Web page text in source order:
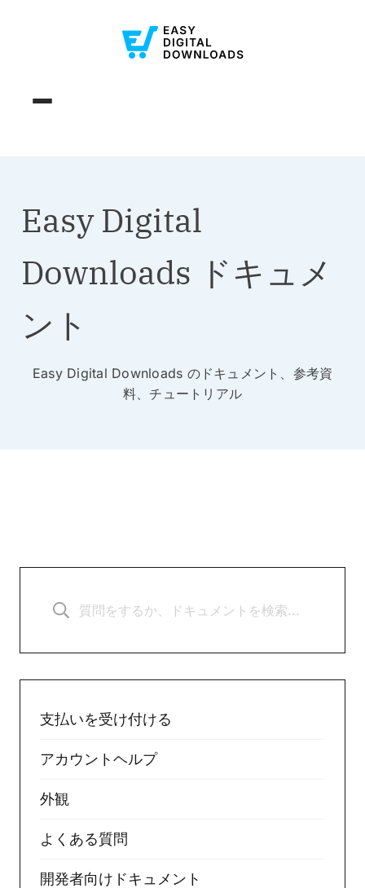
Easy Digital
Downloads ドキュメ
ント
Easy Digital Downloads のドキュメント、参考資
料、チュートリアル
支払いを受け付ける
アカウントヘルプ
外観
よくある質問
開発者向けドキュメント